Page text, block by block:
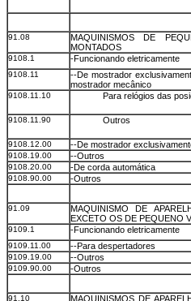
91.08
MAQUINISMOS DE
MONTADOS
9108.1 -Funcionando eletricamente
9108.11
--De mostrador
mostrador mecânico
9108.11.10 Para relógios das
9108.11.90 Outros
9108.12.00 --De mostrador
9108.19.00 --Outros
9108.20.00 -De corda automática
9108.90.00 -Outros
91.09
MAQUINISMO DE
EXCETO OS DE PEQUENO
9109.1 -Funcionando eletricamente
9109.11.00 --Para despertadores
9109.19.00 --Outros
9109.90.00 -Outros
91.10 MAQUINISMOS DE